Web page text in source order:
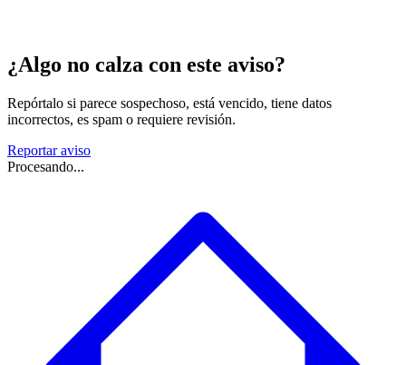
¿Algo no calza con este aviso?
Repórtalo si parece sospechoso, está vencido, tiene datos
incorrectos, es spam o requiere revisión.
Reportar aviso
Procesando...